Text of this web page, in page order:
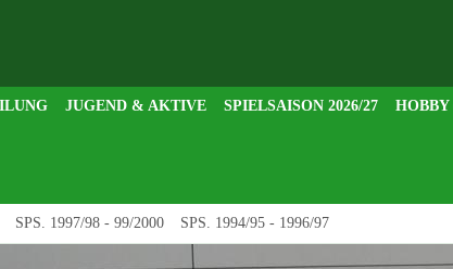
JUGEND & AKTIVE SPIELSAISON 2026/27 HOBBY
SPS. 1997/98 - 99/2000 SPS. 1994/95 - 1996/97